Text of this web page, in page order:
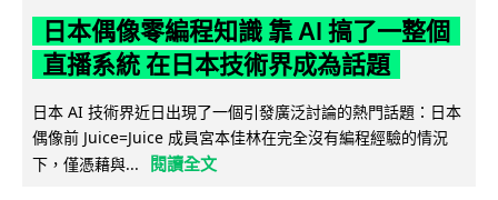
日本偶像零編程知識 靠 AI 搞了一整個
直播系統 在日本技術界成為話題
日本 AI 技術界近日出現了一個引發廣泛討論的熱門話題：日本
偶像前 Juice=Juice 成員宮本佳林在完全沒有編程經驗的情況
下，僅憑藉與...
閱讀全文